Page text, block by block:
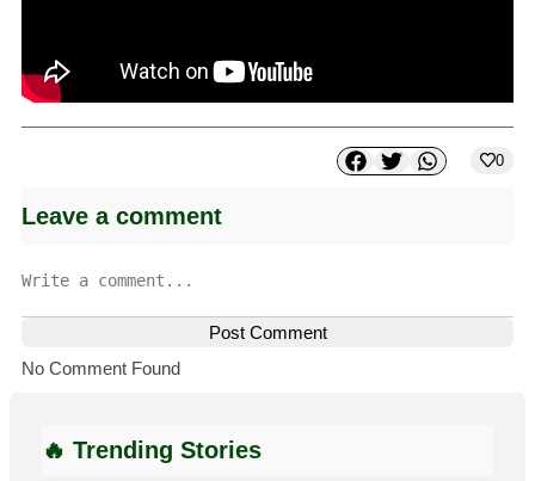
0
Leave a comment
Post Comment
No Comment Found
🔥 Trending Stories